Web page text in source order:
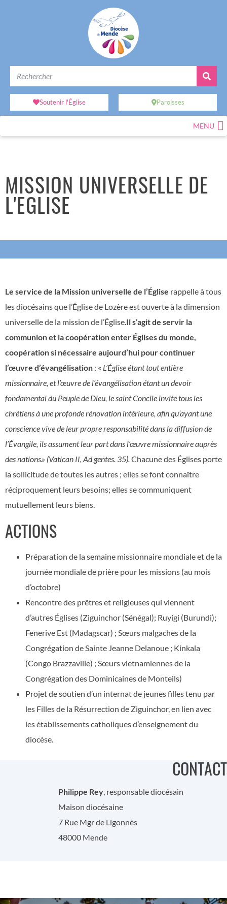
Soutenir l'Église Paroisses
MENU
MISSION UNIVERSELLE DE
L'EGLISE
Le service de la Mission universelle de l’Église rappelle à tous
les diocésains que l’Église de Lozère est ouverte à la dimension
universelle de la mission de l’Église.Il s’agit de servir la
communion et la coopération enter Églises du monde,
coopération si nécessaire aujourd’hui pour continuer
l’œuvre d’évangélisation : « L’Église étant tout entière
missionnaire, et l’œuvre de l’évangélisation étant un devoir
fondamental du Peuple de Dieu, le saint Concile invite tous les
chrétiens à une profonde rénovation intérieure, afin qu’ayant une
conscience vive de leur propre responsabilité dans la diffusion de
l’Évangile, ils assument leur part dans l’œuvre missionnaire auprès
des nations.» (Vatican II, Ad gentes. 35).Chacune des Églises porte
la sollicitude de toutes les autres ; elles se font connaître
réciproquement leurs besoins; elles se communiquent
mutuellement leurs biens.
ACTIONS
Préparation de la semaine missionnaire mondiale et de la
journée mondiale de prière pour les missions (au mois
d’octobre)
Rencontre des prêtres et religieuses qui viennent
d’autres Églises (Ziguinchor (Sénégal); Ruyigi (Burundi);
Fenerive Est (Madagscar) ; Sœurs malgaches de la
Congrégation de Sainte Jeanne Delanoue ; Kinkala
(Congo Brazzaville) ; Sœurs vietnamiennes de la
Congrégation des Dominicaines de Monteils)
Projet de soutien d’un internat de jeunes filles tenu par
les Filles de la Résurrection de Ziguinchor, en lien avec
les établissements catholiques d’enseignement du
diocèse.
CONTACT
Philippe Rey, responsable diocésain
Maison diocésaine
7 Rue Mgr de Ligonnès
48000 Mende